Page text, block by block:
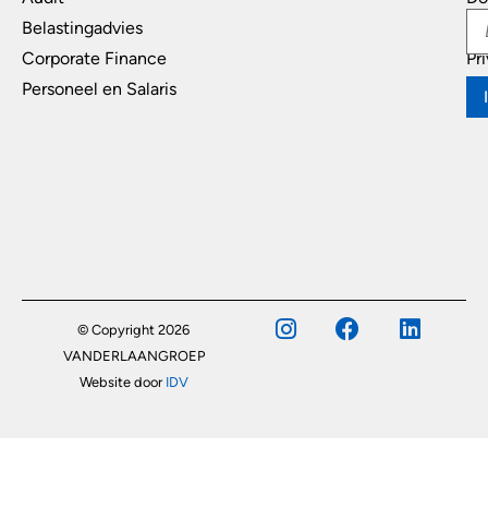
Belastingadvies
Corporate Finance
Personeel en Salaris
© Copyright 2026
VANDERLAANGROEP
Website door IDV